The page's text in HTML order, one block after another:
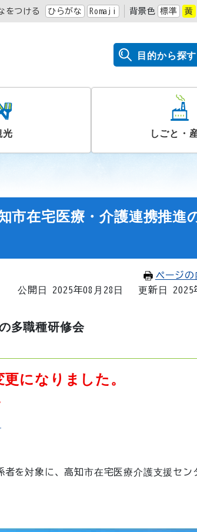
をつける ひらがな Romaji 背景色 標準 黄
目的から探す
光 しごと・
市在宅医療・介護連携推進
ページの
公開日 2025年08月28日
更新日 2025
多職種研修会
になりました。
を対象に、高知市在宅医療介護支援セン